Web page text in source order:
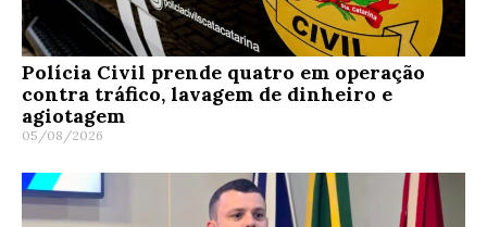
Polícia Civil prende quatro em operação
contra tráfico, lavagem de dinheiro e
agiotagem
05/08/2026